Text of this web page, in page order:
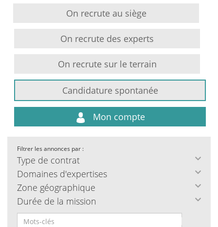
On recrute au siège
On recrute des experts
On recrute sur le terrain
Candidature spontanée
Mon compte
Filtrer les annonces par :
Type de contrat
Domaines d'expertises
Zone géographique
Durée de la mission